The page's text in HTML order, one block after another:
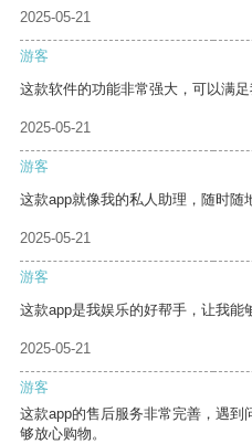
2025-05-21
游客
这款软件的功能非常强大，可以满足
2025-05-21
游客
这款app就像我的私人助理，随时随
2025-05-21
游客
这款app是我娱乐的好帮手，让我能
2025-05-21
游客
这款app的售后服务非常完善，遇
够放心购物。